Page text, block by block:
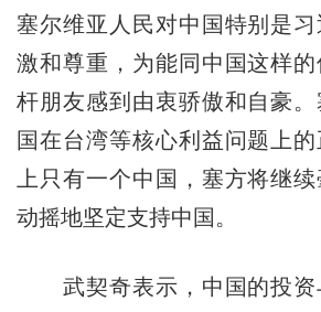
塞尔维亚人民对中国特别是
激和尊重，为能同中国这样
杆朋友感到由衷骄傲和自豪
国在台湾等核心利益问题上
上只有一个中国，塞方将继
动摇地坚定支持中国。
武契奇表示，中国的投资